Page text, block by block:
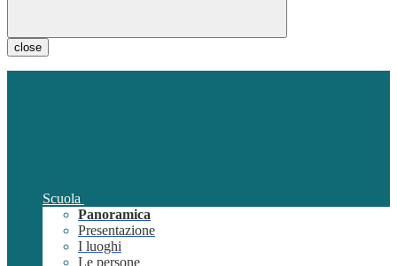
close
Scuola
Panoramica
Presentazione
I luoghi
Le persone